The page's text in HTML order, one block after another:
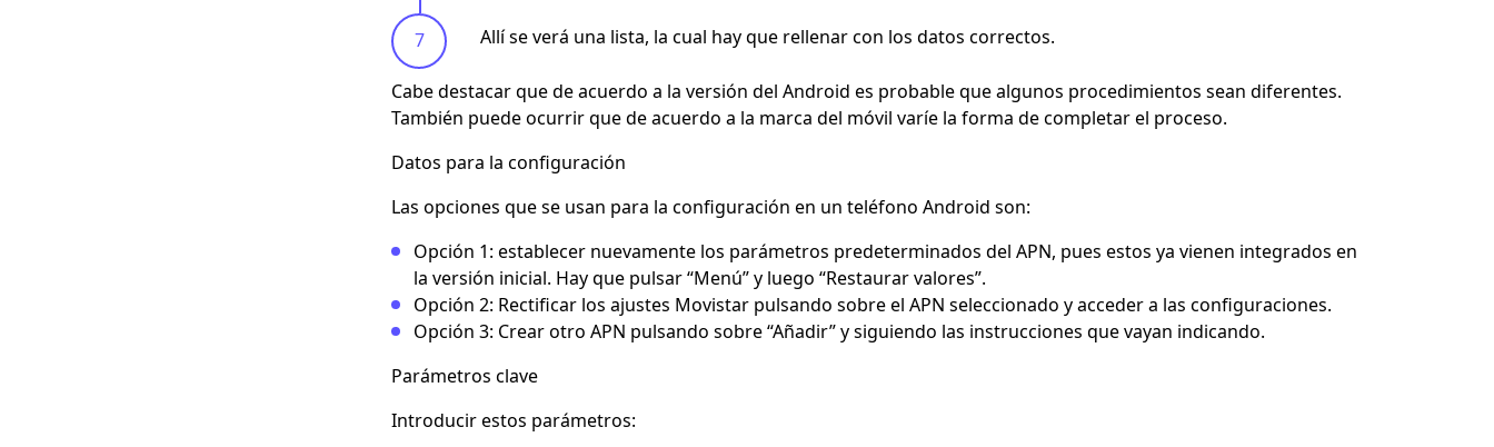
Allí se verá una lista, la cual hay que rellenar con los datos correctos.
Cabe destacar que de acuerdo a la versión del Android es probable que algunos procedimientos sean diferentes.
También puede ocurrir que de acuerdo a la marca del móvil varíe la forma de completar el proceso.
Datos para la configuración
Las opciones que se usan para la configuración en un teléfono Android son:
Opción 1: establecer nuevamente los parámetros predeterminados del APN, pues estos ya vienen integrados en
la versión inicial. Hay que pulsar “Menú” y luego “Restaurar valores”.
Opción 2: Rectificar los ajustes Movistar pulsando sobre el APN seleccionado y acceder a las configuraciones.
Opción 3: Crear otro APN pulsando sobre “Añadir” y siguiendo las instrucciones que vayan indicando.
Parámetros clave
Introducir estos parámetros: